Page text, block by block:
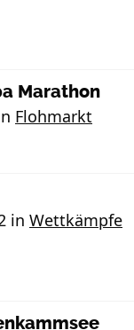
Marathon
Flohmarkt
in Wettkämpfe